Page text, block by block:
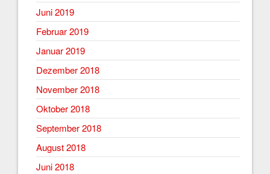
Juni 2019
Februar 2019
Januar 2019
Dezember 2018
November 2018
Oktober 2018
September 2018
August 2018
Juni 2018